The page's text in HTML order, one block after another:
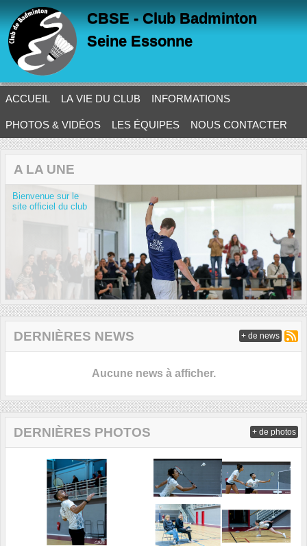
CBSE - Club Badminton
Seine Essonne
ACCUEIL LA VIE DU CLUB INFORMATIONS
PHOTOS & VIDÉOS LES ÉQUIPES NOUS CONTACTER
A LA UNE
Bienvenue sur le
site officiel du club
DERNIÈRES NEWS
Aucune news à afficher.
+ de news
DERNIÈRES PHOTOS + de photos
Panneau de gestion des cookies